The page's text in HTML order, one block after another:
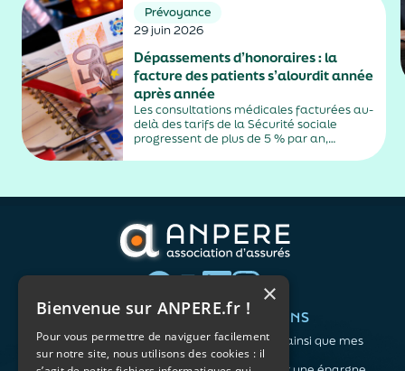
sociales et fiscales, s'inscrit dans un
durcissement plus...
Prévoyance
29 juin 2026
Dépassements d’honoraires : la
facture des patients s’alourdit année
après année
Les consultations médicales facturées au-
delà des tarifs de la Sécurité sociale
progressent de plus de 5 % par an,
alimentés par la montée en puissance des
QUI SOMMES-NOUS ?
L'association
Notre organisation
VOS BESOINS
Me protéger ainsi que mes
proches
×
Bienvenue sur ANPERE.fr !
Pour vous permettre de naviguer facilement
sur notre site, nous utilisons des cookies : il